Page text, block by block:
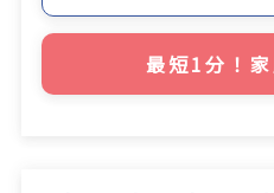
最短1分！